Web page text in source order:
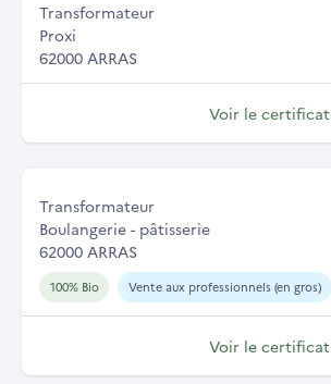
Transformateur
Proxi
62000 ARRAS
Voir le certificat
Transformateur
Boulangerie - pâtisserie
62000 ARRAS
100% Bio Vente aux professionnels (en gros)
Voir le certificat